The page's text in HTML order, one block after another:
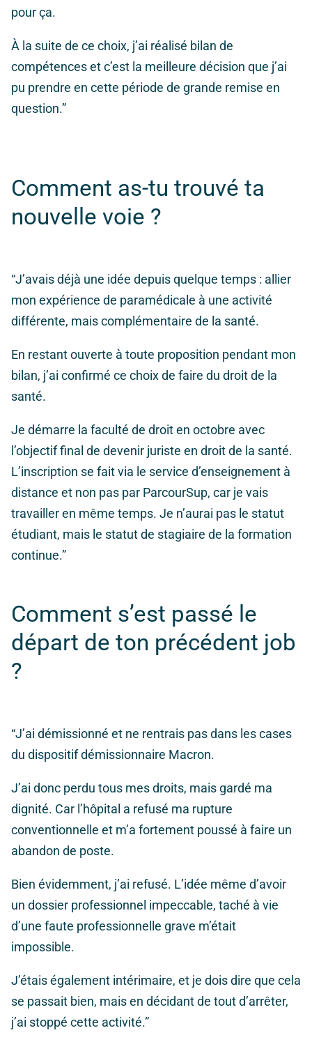
pour ça.
À la suite de ce choix, j’ai réalisé bilan de
compétences et c’est la meilleure décision que j’ai
pu prendre en cette période de grande remise en
question.”
Comment as-tu trouvé ta
nouvelle voie ?
“J’avais déjà une idée depuis quelque temps : allier
mon expérience de paramédicale à une activité
différente, mais complémentaire de la santé.
En restant ouverte à toute proposition pendant mon
bilan, j’ai confirmé ce choix de faire du droit de la
santé.
Je démarre la faculté de droit en octobre avec
l’objectif final de devenir juriste en droit de la santé.
L’inscription se fait via le service d’enseignement à
distance et non pas par ParcourSup, car je vais
travailler en même temps. Je n’aurai pas le statut
étudiant, mais le statut de stagiaire de la formation
continue.”
Comment s’est passé le
départ de ton précédent job
?
“J’ai démissionné et ne rentrais pas dans les cases
du dispositif démissionnaire Macron.
J’ai donc perdu tous mes droits, mais gardé ma
dignité. Car l’hôpital a refusé ma rupture
conventionnelle et m’a fortement poussé à faire un
abandon de poste.
Bien évidemment, j’ai refusé. L’idée même d’avoir
un dossier professionnel impeccable, taché à vie
d’une faute professionnelle grave m’était
impossible.
J’étais également intérimaire, et je dois dire que cela
se passait bien, mais en décidant de tout d’arrêter,
j’ai stoppé cette activité.”